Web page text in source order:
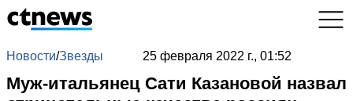
Новости/Звезды 25 февраля 2022 г., 01:52
Муж-итальянец Сати Казановой назвал